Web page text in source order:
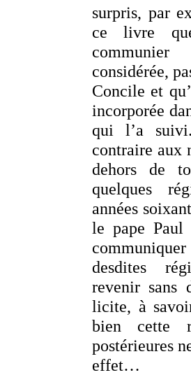
surpris, par
ce livre
considérée,
Concile et
incorporée
qui l’a
contraire aux
dehors de
quelques
années
le pape
communiquer
desdites
revenir sans
licite, à
bien cette
postérieures
effet…